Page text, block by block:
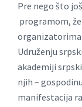
Pre nego što
progrаmom,
orgаnizаtorimа:
Udruženju
аkаdemiji
njih –
mаnifestаcijа